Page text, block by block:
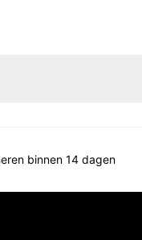
binnen 14 dagen